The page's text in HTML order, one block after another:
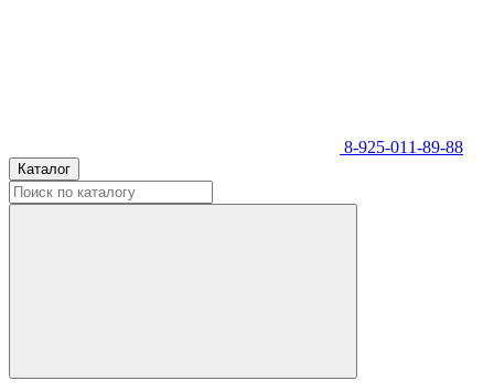
8-925-011-89-88
Каталог